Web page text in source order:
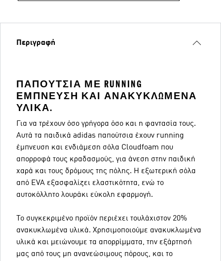
Περιγραφή
ΠΑΠΟΎΤΣΙΑ ΜΕ RUNNING
ΈΜΠΝΕΥΣΗ ΚΑΙ ΑΝΑΚΥΚΛΩΜΈΝΑ
ΥΛΙΚΆ.
Για να τρέχουν όσο γρήγορα όσο και η φαντασία τους.
Αυτά τα παιδικά adidas παπούτσια έχουν running
έμπνευση και ενδιάμεση σόλα Cloudfoam που
απορροφά τους κραδασμούς, για άνεση στην παιδική
χαρά και τους δρόμους της πόλης. Η εξωτερική σόλα
από EVA εξασφαλίζει ελαστικότητα, ενώ το
αυτοκόλλητο λουράκι εύκολη εφαρμογή.
Το συγκεκριμένο προϊόν περιέχει τουλάχιστον 20%
ανακυκλωμένα υλικά. Χρησιμοποιούμε ανακυκλωμένα
υλικά και μειώνουμε τα απορρίμματα, την εξάρτησή
μας από τους μη ανανεώσιμους πόρους, και το